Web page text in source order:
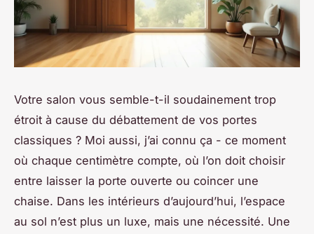
Votre salon vous semble-t-il soudainement trop
étroit à cause du débattement de vos portes
classiques ? Moi aussi, j’ai connu ça - ce moment
où chaque centimètre compte, où l’on doit choisir
entre laisser la porte ouverte ou coincer une
chaise. Dans les intérieurs d’aujourd’hui, l’espace
au sol n’est plus un luxe, mais une nécessité. Une